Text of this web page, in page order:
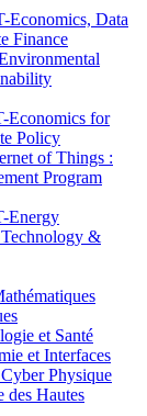
Data
Finance
Economics for
Policy
of Things :
Program
Energy
&
et Santé
et Interfaces
Physique
Hautes